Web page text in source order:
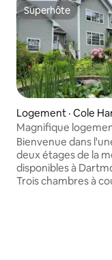
Superhôte
Superhôte
Logement · Cole
Magnifique
3 chambres, un
familiale
Bienvenue dans
deux étages de la
disponibles à
Trois chambres à